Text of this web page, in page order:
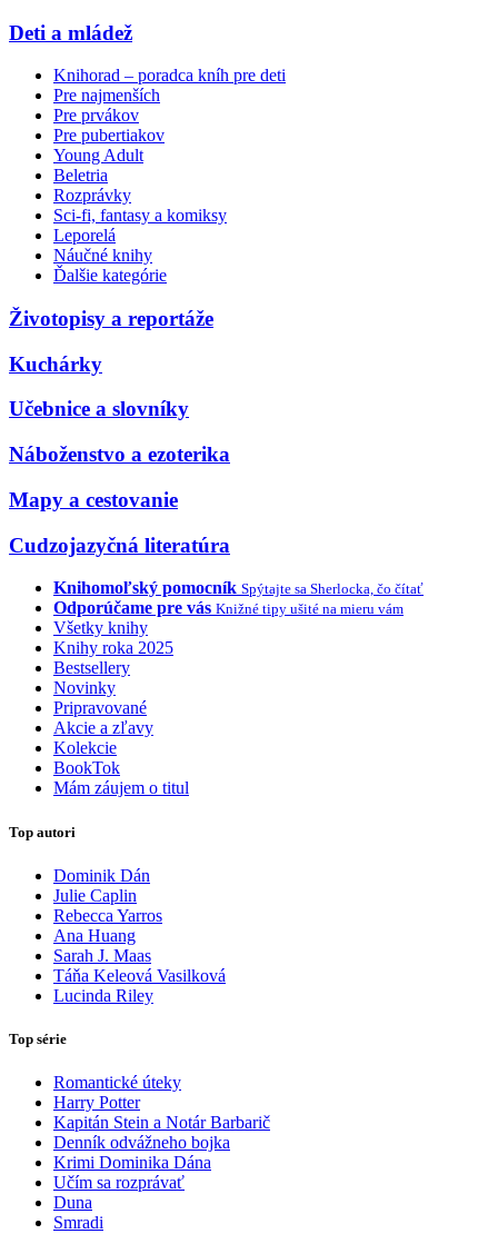
Deti a mládež
Knihorad – poradca kníh pre deti
Pre najmenších
Pre prvákov
Pre pubertiakov
Young Adult
Beletria
Rozprávky
Sci-fi, fantasy a komiksy
Leporelá
Náučné knihy
Ďalšie kategórie
Životopisy a reportáže
Kuchárky
Učebnice a slovníky
Náboženstvo a ezoterika
Mapy a cestovanie
Cudzojazyčná literatúra
Knihomoľský pomocník Spýtajte sa Sherlocka, čo čítať
Odporúčame pre vás Knižné tipy ušité na mieru vám
Všetky knihy
Knihy roka 2025
Bestsellery
Novinky
Pripravované
Akcie a zľavy
Kolekcie
BookTok
Mám záujem o titul
Top autori
Dominik Dán
Julie Caplin
Rebecca Yarros
Ana Huang
Sarah J. Maas
Táňa Keleová Vasilková
Lucinda Riley
Top série
Romantické úteky
Harry Potter
Kapitán Stein a Notár Barbarič
Denník odvážneho bojka
Krimi Dominika Dána
Učím sa rozprávať
Duna
Smradi